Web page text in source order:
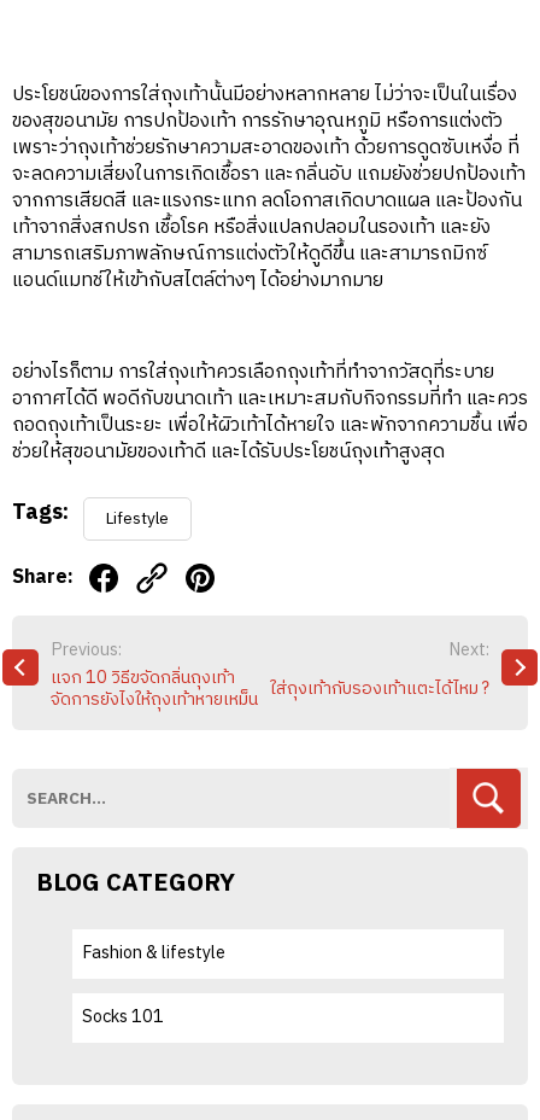
ประโยชน์ของการใส่ถุงเท้านั้นมีอย่างหลากหลาย ไม่ว่าจะเป็นในเรื่อง
ของสุขอนามัย การปกป้องเท้า การรักษาอุณหภูมิ หรือการแต่งตัว
เพราะว่าถุงเท้าช่วยรักษาความสะอาดของเท้า ด้วยการดูดซับเหงื่อ ที่
จะลดความเสี่ยงในการเกิดเชื้อรา และกลิ่นอับ แถมยังช่วยปกป้องเท้า
จากการเสียดสี และแรงกระแทก ลดโอกาสเกิดบาดแผล และป้องกัน
เท้าจากสิ่งสกปรก เชื้อโรค หรือสิ่งแปลกปลอมในรองเท้า และยัง
สามารถเสริมภาพลักษณ์การแต่งตัวให้ดูดีขึ้น และสามารถมิกซ์
แอนด์แมทช์ให้เข้ากับสไตล์ต่างๆ ได้อย่างมากมาย
อย่างไรก็ตาม การใส่ถุงเท้าควรเลือกถุงเท้าที่ทำจากวัสดุที่ระบาย
อากาศได้ดี พอดีกับขนาดเท้า และเหมาะสมกับกิจกรรมที่ทำ และควร
ถอดถุงเท้าเป็นระยะ เพื่อให้ผิวเท้าได้หายใจ และพักจากความชื้น เพื่อ
ช่วยให้สุขอนามัยของเท้าดี และได้รับประโยชน์ถุงเท้าสูงสุด
Tags: Lifestyle
Share:
POST
NAVIGATION
Previous:
แจก 10 วิธีขจัดกลิ่นถุงเท้า
จัดการยังไงให้ถุงเท้าหายเหม็น
Next:
ใส่ถุงเท้ากับรองเท้าแตะได้ไหม ?
BLOG CATEGORY
Fashion & lifestyle
Socks 101